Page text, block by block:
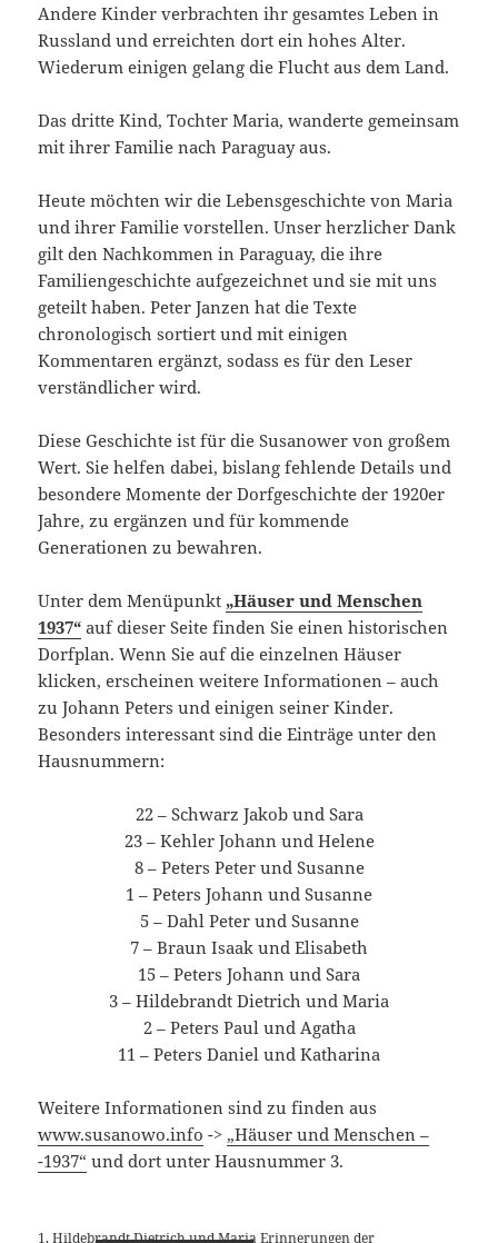
Andere Kinder verbrachten ihr gesamtes Leben in
Russland und erreichten dort ein hohes Alter.
Wiederum einigen gelang die Flucht aus dem Land.
Das dritte Kind, Tochter Maria, wanderte gemeinsam
mit ihrer Familie nach Paraguay aus.
Heute möchten wir die Lebensgeschichte von Maria
und ihrer Familie vorstellen. Unser herzlicher Dank
gilt den Nachkommen in Paraguay, die ihre
Familiengeschichte aufgezeichnet und sie mit uns
geteilt haben. Peter Janzen hat die Texte
chronologisch sortiert und mit einigen
Kommentaren ergänzt, sodass es für den Leser
verständlicher wird.
Diese Geschichte ist für die Susanower von großem
Wert. Sie helfen dabei, bislang fehlende Details und
besondere Momente der Dorfgeschichte der 1920er
Jahre, zu ergänzen und für kommende
Generationen zu bewahren.
Unter dem Menüpunkt „Häuser und Menschen
1937“ auf dieser Seite finden Sie einen historischen
Dorfplan. Wenn Sie auf die einzelnen Häuser
klicken, erscheinen weitere Informationen – auch
zu Johann Peters und einigen seiner Kinder.
Besonders interessant sind die Einträge unter den
Hausnummern:
22 – Schwarz Jakob und Sara
23 – Kehler Johann und Helene
8 – Peters Peter und Susanne
1 – Peters Johann und Susanne
5 – Dahl Peter und Susanne
7 – Braun Isaak und Elisabeth
15 – Peters Johann und Sara
3 – Hildebrandt Dietrich und Maria
2 – Peters Paul und Agatha
11 – Peters Daniel und Katharina
Weitere Informationen sind zu finden aus
www.susanowo.info -> „Häuser und Menschen –
-1937“ und dort unter Hausnummer 3.
1. Hildebrandt Dietrich und Maria Erinnerungen der